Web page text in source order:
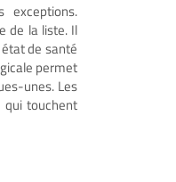
de la liste. Il
de santé
permet
unes. Les
touchent